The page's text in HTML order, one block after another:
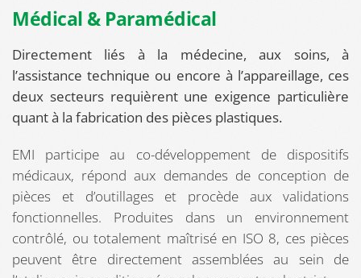
Médical & Paramédical
Directement liés à la médecine, aux soins, à
l’assistance technique ou encore à l’appareillage, ces
deux secteurs requièrent une exigence particulière
quant à la fabrication des pièces plastiques.
EMI participe au co-développement de dispositifs
médicaux, répond aux demandes de conception de
pièces et d’outillages et procède aux validations
fonctionnelles. Produites dans un environnement
contrôlé, ou totalement maîtrisé en ISO 8, ces pièces
peuvent être directement assemblées au sein de